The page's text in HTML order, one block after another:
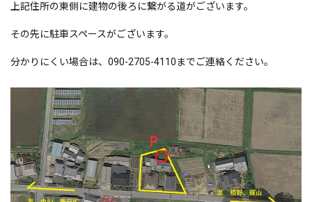
上記住所の東側に建物の後ろに繋がる道がございます。
その先に駐車スペースがございます。
分かりにくい場合は、090-2705-4110までご連絡ください。